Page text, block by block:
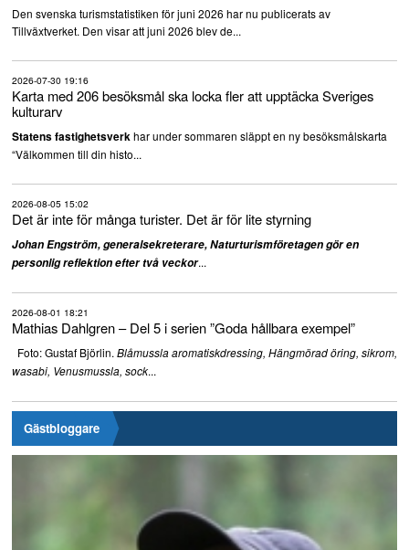
Den svenska turismstatistiken för juni 2026 har nu publicerats av
Tillväxtverket. Den visar att juni 2026 blev de...
2026-07-30 19:16
Karta med 206 besöksmål ska locka fler att upptäcka Sveriges
kulturarv
Statens fastighetsverkhar under sommaren släppt en ny besöksmålskarta
“Välkommen till din histo...
2026-08-05 15:02
Det är inte för många turister. Det är för lite styrning
Johan Engström, generalsekreterare, Naturturismföretagen gör en
personlig reflektion efter två veckor...
2026-08-01 18:21
Mathias Dahlgren – Del 5 i serien ”Goda hållbara exempel”
Foto: Gustaf Björlin. Blåmussla aromatiskdressing, Hängmörad öring, sikrom,
wasabi, Venusmussla, sock...
Gästbloggare